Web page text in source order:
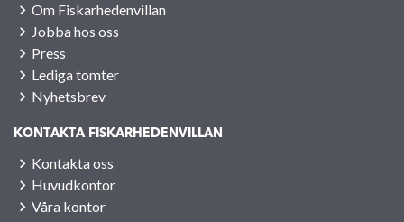
Om Fiskarhedenvillan
Jobba hos oss
Press
Lediga tomter
Nyhetsbrev
KONTAKTA FISKARHEDENVILLAN
Kontakta oss
Huvudkontor
Våra kontor